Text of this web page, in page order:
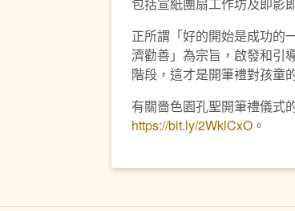
正所謂「好的開始是成功的
濟勸善」為宗旨，啟發和引
階段，這才是開筆禮對孩童
有關嗇色園孔聖開筆禮儀式
https://bit.ly/2WklCxO 。